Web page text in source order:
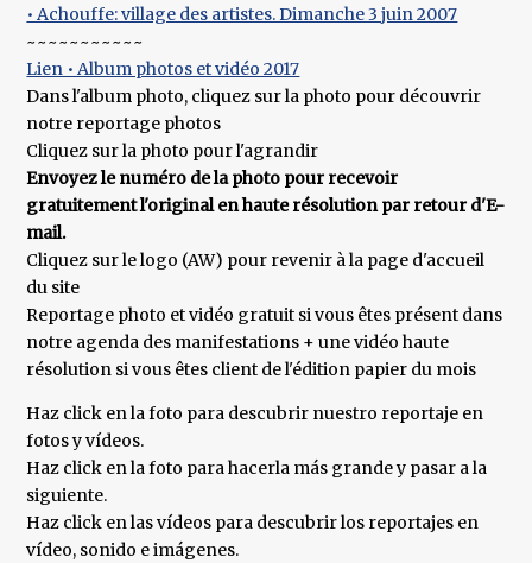
• Achouffe: village des artistes. Dimanche 3 juin 2007
~~~~~~~~~~~
Lien • Album photos et vidéo 2017
Dans l'album photo, cliquez sur la photo pour découvrir
notre reportage photos
Cliquez sur la photo pour l'agrandir
Envoyez le numéro de la photo pour recevoir
gratuitement l'original en haute résolution par retour d'E-
mail.
Cliquez sur le logo (AW) pour revenir à la page d'accueil
du site
Reportage photo et vidéo gratuit si vous êtes présent dans
notre agenda des manifestations + une vidéo haute
résolution si vous êtes client de l'édition papier du mois
Haz click en la foto para descubrir nuestro reportaje en
fotos y vídeos.
Haz click en la foto para hacerla más grande y pasar a la
siguiente.
Haz click en las vídeos para descubrir los reportajes en
vídeo, sonido e imágenes.